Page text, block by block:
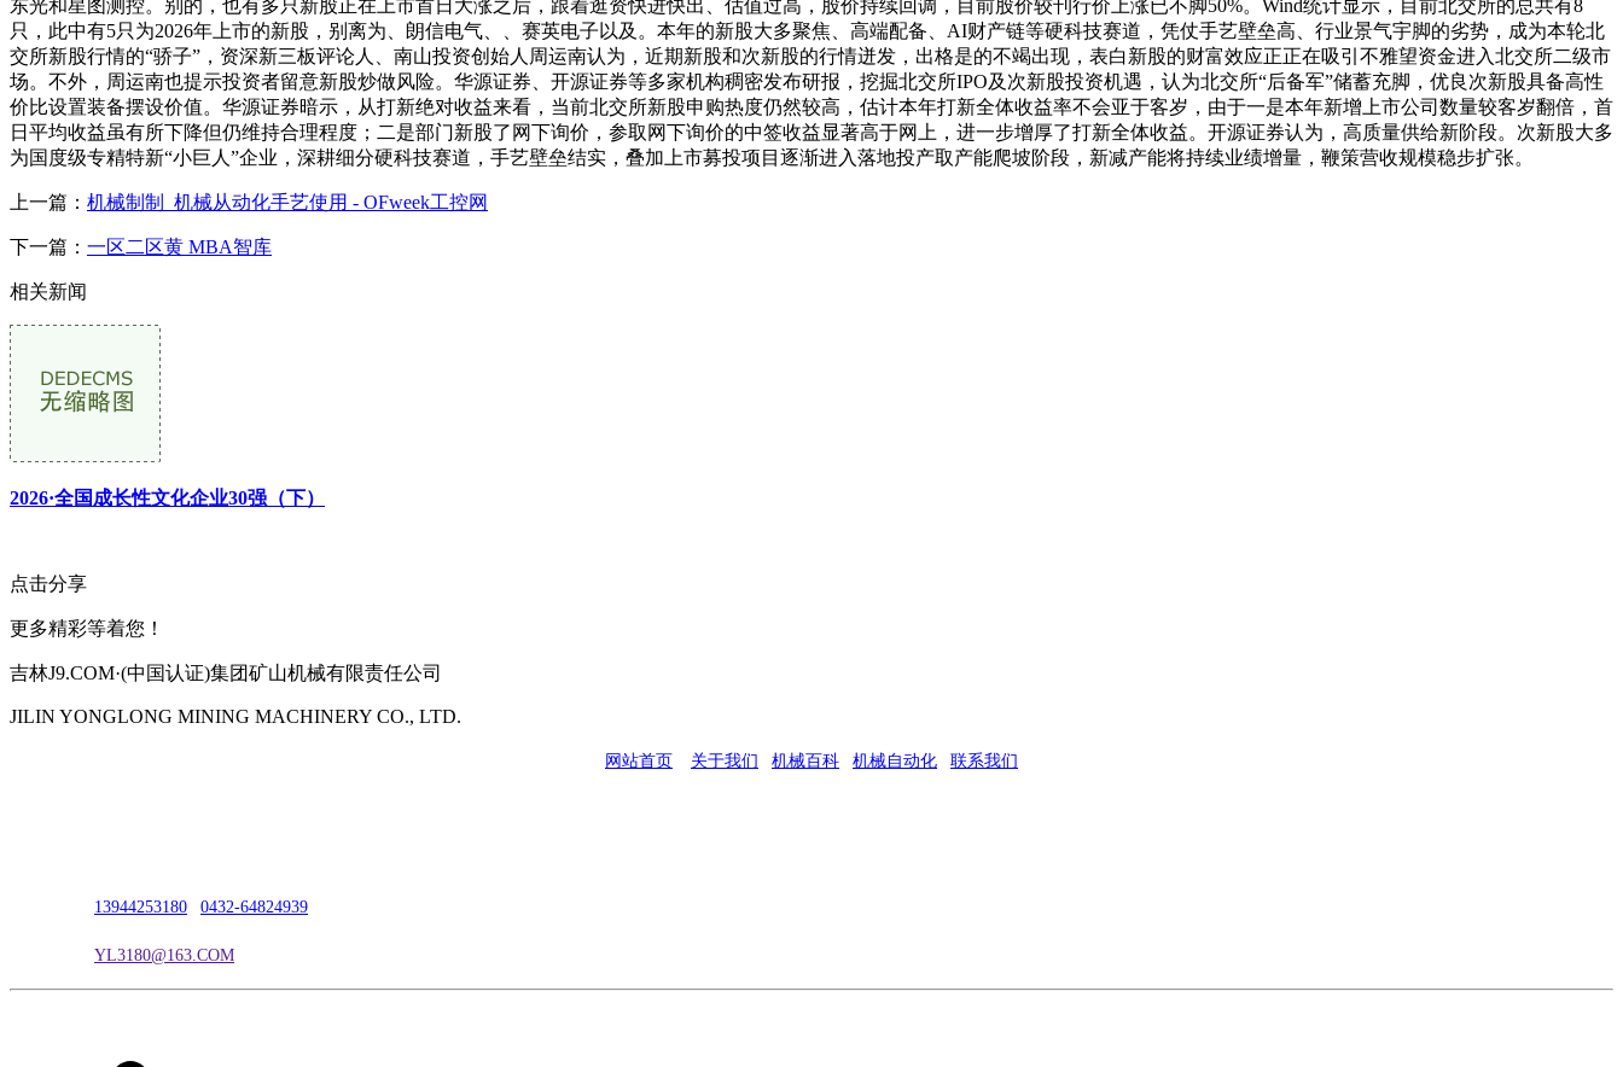
东光和星图测控。别的，也有多只新股正在上市首日大涨之后，跟着逛资快进快出、估值过高，股价持续回调，目前股价较刊行价上涨已不脚50%。Wind统计显示，目前北交所的总共有8
只，此中有5只为2026年上市的新股，别离为、朗信电气、、赛英电子以及。本年的新股大多聚焦、高端配备、AI财产链等硬科技赛道，凭仗手艺壁垒高、行业景气宇脚的劣势，成为本轮北
交所新股行情的“骄子”，资深新三板评论人、南山投资创始人周运南认为，近期新股和次新股的行情迸发，出格是的不竭出现，表白新股的财富效应正正在吸引不雅望资金进入北交所二级市
场。不外，周运南也提示投资者留意新股炒做风险。华源证券、开源证券等多家机构稠密发布研报，挖掘北交所IPO及次新股投资机遇，认为北交所“后备军”储蓄充脚，优良次新股具备高性
价比设置装备摆设价值。华源证券暗示，从打新绝对收益来看，当前北交所新股申购热度仍然较高，估计本年打新全体收益率不会亚于客岁，由于一是本年新增上市公司数量较客岁翻倍，首
日平均收益虽有所下降但仍维持合理程度；二是部门新股了网下询价，参取网下询价的中签收益显著高于网上，进一步增厚了打新全体收益。开源证券认为，高质量供给新阶段。次新股大多
为国度级专精特新“小巨人”企业，深耕细分硬科技赛道，手艺壁垒结实，叠加上市募投项目逐渐进入落地投产取产能爬坡阶段，新减产能将持续业绩增量，鞭策营收规模稳步扩张。
上一篇： 机械制制_机械从动化手艺使用 - OFweek工控网
下一篇： 一区二区黄 MBA智库
相关新闻
2026·全国成长性文化企业30强（下）
点击分享
更多精彩等着您！
吉林J9.COM·(中国认证)集团矿山机械有限责任公司
JILIN YONGLONG MINING MACHINERY CO., LTD.
网站首页 关于我们 机械百科 机械自动化 联系我们
13944253180 0432-64824939
YL3180@163.COM